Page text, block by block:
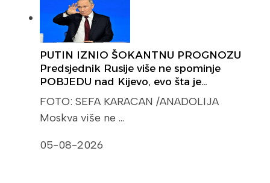
PUTIN IZNIO ŠOKANTNU PROGNOZU
Predsjednik Rusije više ne spominje
POBJEDU nad Kijevo, evo šta je…
FOTO: SEFA KARACAN /ANADOLIJA
Moskva više ne …
05-08-2026